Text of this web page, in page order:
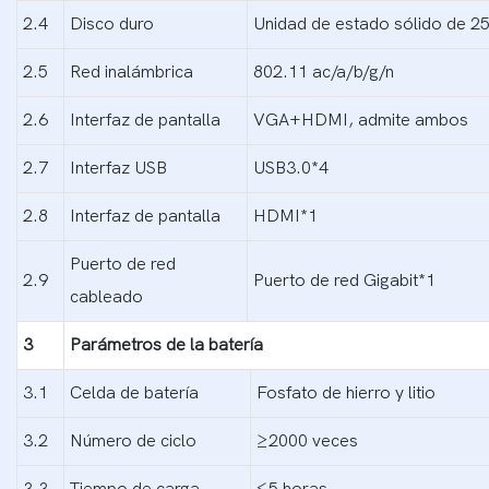
2.4 Disco duro Unidad de estado sólido de
2.5 Red inalámbrica 802.11 ac/a/b/g/n
2.6 Interfaz de pantalla VGA+HDMI, admite ambos
2.7 Interfaz USB USB3.0*4
2.8 Interfaz de pantalla HDMI*1
2.9
Puerto de red
cableado
Puerto de red Gigabit*1
3 Parámetros de la batería
3.1 Celda de batería Fosfato de hierro y litio
3.2 Número de ciclo ≥2000 veces